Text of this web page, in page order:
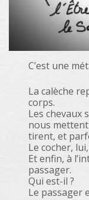
C’est une
La calèche
corps.
Les chevaux
nous
tirent, et
Le cocher,
Et enfin, à
passager.
Qui est-il ?
Le passager